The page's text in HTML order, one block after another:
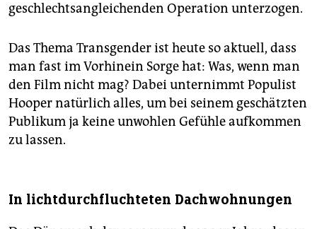
geschlechtsangleichenden Operation unterzogen.
Das Thema Transgender ist heute so aktuell, dass
man fast im Vorhinein Sorge hat: Was, wenn man
den Film nicht mag? Dabei unternimmt Populist
Hooper natürlich alles, um bei seinem geschätzten
Publikum ja keine unwohlen Gefühle aufkommen
zu lassen.
In lichtdurchfluchteten Dachwohnungen